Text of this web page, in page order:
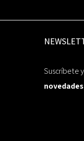
Suscríbete y